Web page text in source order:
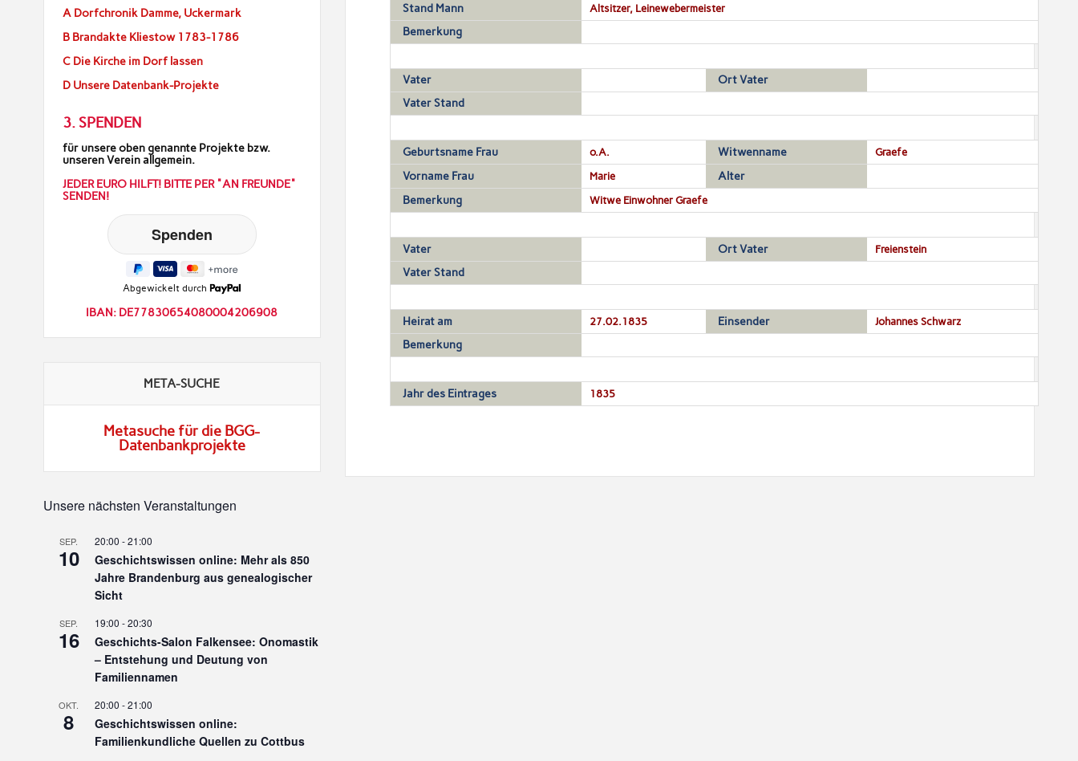
Stand Mann
Altsitzer, Leinewebermeister
Bemerkung
Vater
Ort Vater
Vater Stand
Geburtsname Frau o.A. Witwenname Graefe
Vorname Frau Marie
Alter
Bemerkung
Witwe Einwohner Graefe
Vater Ort Vater Freienstein
Vater Stand
Heirat am 27.02.1835 Einsender Johannes Schwarz
Bemerkung
Jahr des Eintrages 1835
A Dorfchronik Damme, Uckermark
B Brandakte Kliestow 1783-1786
C Die Kirche im Dorf lassen
D Unsere Datenbank-Projekte
3. SPENDEN
für unsere oben genannte Projekte bzw.
unseren Verein allgemein.
JEDER EURO HILFT! BITTE PER "AN FREUNDE"
SENDEN!
Abgewickelt durch
IBAN: DE77830654080004206908
META-SUCHE
Metasuche für die BGG-
Datenbankprojekte
Unsere nächsten Veranstaltungen
SEP.
10
20:00 -21:00
Geschichtswissen online: Mehr als 850
Jahre Brandenburg aus genealogischer
Sicht
SEP.
16
19:00 -20:30
Geschichts-Salon Falkensee: Onomastik
– Entstehung und Deutung von
Familiennamen
OKT.
8
20:00 -21:00
Geschichtswissen online:
Familienkundliche Quellen zu Cottbus